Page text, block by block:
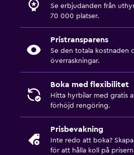
Se erbjudanden från
70 000 platser.
Pristransparens
Se den totala kostnaden
överraskningar.
Boka med flexibilitet
Hitta hyrbilar med gratis
förhöjd rengöring.
Prisbevakning
Inte redo att boka?
för att hålla koll på